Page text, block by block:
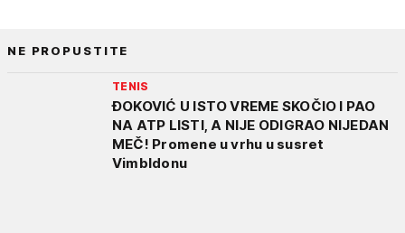
NE PROPUSTITE
TENIS
ĐOKOVIĆ U ISTO VREME SKOČIO I PAO
NA ATP LISTI, A NIJE ODIGRAO NIJEDAN
MEČ! Promene u vrhu u susret
Vimbldonu